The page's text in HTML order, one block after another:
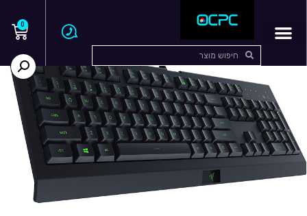
0